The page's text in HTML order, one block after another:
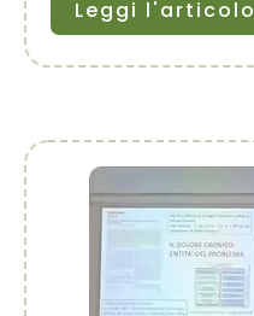
Leggi l'articolo